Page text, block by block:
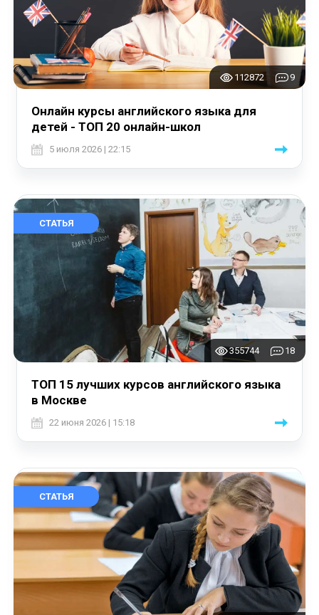
112872 9
Онлайн курсы английского языка для
детей - ТОП 20 онлайн-школ
5 июля 2026 | 22:15
СТАТЬЯ
355744 18
ТОП 15 лучших курсов английского языка
в Москве
22 июня 2026 | 15:18
СТАТЬЯ